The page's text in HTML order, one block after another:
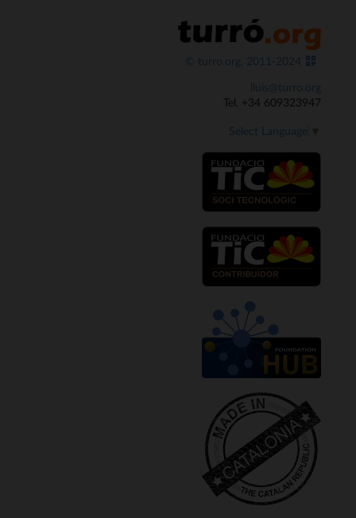
© turro.org, 2011-2024
lluis@turro.org
Tel. +34 609323947
Select Language